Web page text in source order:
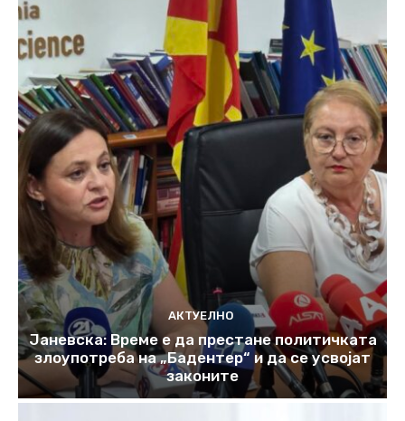
АКТУЕЛНО
Јаневска: Време е да престане политичката
злоупотреба на „Бадентер“ и да се усвојат
законите